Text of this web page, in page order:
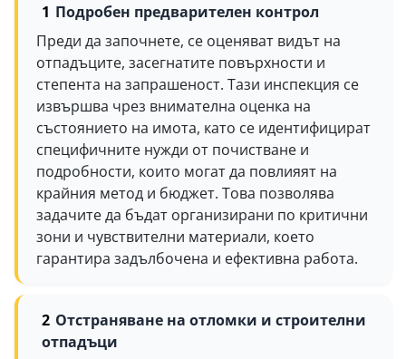
Подробен предварителен контрол
Преди да започнете, се оценяват видът на
отпадъците, засегнатите повърхности и
степента на запрашеност. Тази инспекция се
извършва чрез внимателна оценка на
състоянието на имота, като се идентифицират
специфичните нужди от почистване и
подробности, които могат да повлияят на
крайния метод и бюджет. Това позволява
задачите да бъдат организирани по критични
зони и чувствителни материали, което
гарантира задълбочена и ефективна работа.
Отстраняване на отломки и строителни
отпадъци